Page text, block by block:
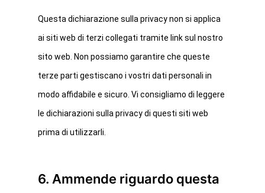
Questa dichiarazione sulla privacy non si applica
ai siti web di terzi collegati tramite link sul nostro
sito web. Non possiamo garantire che queste
terze parti gestiscano i vostri dati personali in
modo affidabile e sicuro. Vi consigliamo di leggere
le dichiarazioni sulla privacy di questi siti web
prima di utilizzarli.
6. Ammende riguardo questa
Laboratorio
Prodotti
Contatti
P. IVA 12528840155